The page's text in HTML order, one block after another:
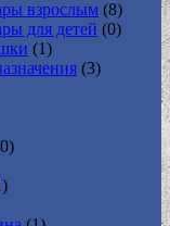
взрослым (8)
для детей (0)
(1)
(3)